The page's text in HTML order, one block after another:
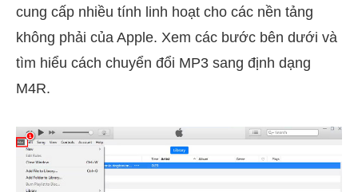
cung cấp nhiều tính linh hoạt cho các nền tảng
không phải của Apple. Xem các bước bên dưới và
tìm hiểu cách chuyển đổi MP3 sang định dạng
M4R.